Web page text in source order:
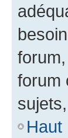
forum
Haut